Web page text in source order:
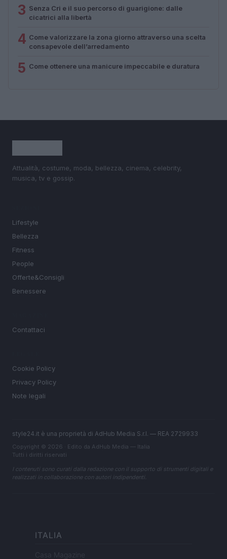
3 Senza Cri e il suo percorso di guarigione: dalle
cicatrici alla libertà
4 Come valorizzare la zona giorno attraverso una scelta
consapevole dell’arredamento
5 Come ottenere una manicure impeccabile e duratura
Attualità, costume, moda, bellezza, cinema, celebrity,
musica, tv e gossip.
Lifestyle
Bellezza
Fitness
People
Offerte&Consigli
Benessere
Contattaci
Cookie Policy
Privacy Policy
Note legali
style24.it è una proprietà di AdHub Media S.r.l. — REA 2729933
Copyright © 2026 · Edito da AdHub Media — Italia
Tutti i diritti riservati
I contenuti sono curati dalla redazione con il supporto di strumenti digitali e
realizzati in collaborazione con autori indipendenti.
ITALIA
Casa Magazine